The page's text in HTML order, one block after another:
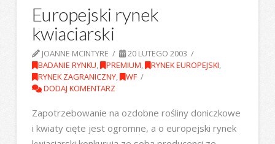
Europejski rynek
kwiaciarski
JOANNE MCINTYRE
20 LUTEGO 2003
BADANIE RYNKU, PREMIUM, RYNEK EUROPEJSKI,
RYNEK ZAGRANICZNY,
WF
DODAJ KOMENTARZ
Zapotrzebowanie na ozdobne rośliny doniczkowe
i kwiaty cięte jest ogromne, a o europejski rynek